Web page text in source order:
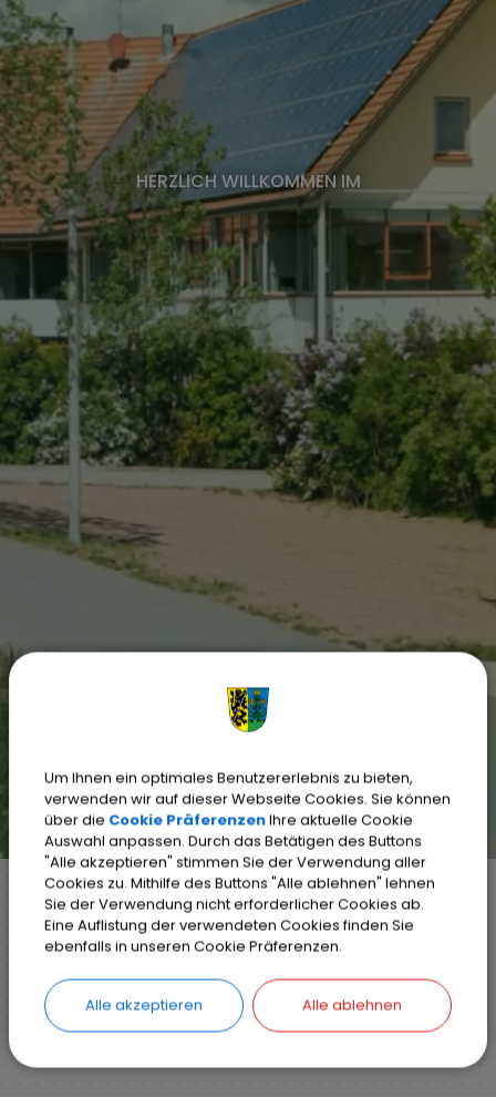
HERZLICH WILLKOMMEN IM
Markt Weisendorf
Bürgerinfo
Weisendorf Aktuell
Amtsblatt Archiv
Um Ihnen ein optimales Benutzererlebnis zu bieten,
verwenden wir auf dieser Webseite Cookies. Sie können
über die Cookie PräferenzenIhre aktuelle Cookie
Auswahl anpassen. Durch das Betätigen des Buttons
"Alle akzeptieren" stimmen Sie der Verwendung aller
Cookies zu. Mithilfe des Buttons "Alle ablehnen" lehnen
Sie der Verwendung nicht erforderlicher Cookies ab.
Eine Auflistung der verwendeten Cookies finden Sie
ebenfalls in unseren Cookie Präferenzen.
Alle akzeptieren Alle ablehnen